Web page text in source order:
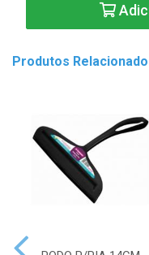
Produtos